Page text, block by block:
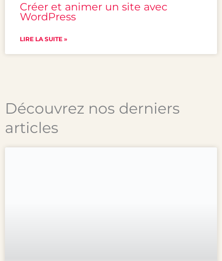
Créer et animer un site avec
WordPress
LIRE LA SUITE »
Découvrez nos derniers
articles